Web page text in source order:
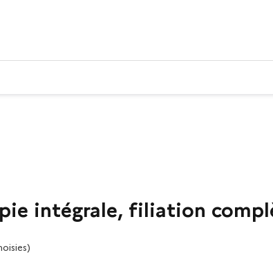
intégrale, filiation